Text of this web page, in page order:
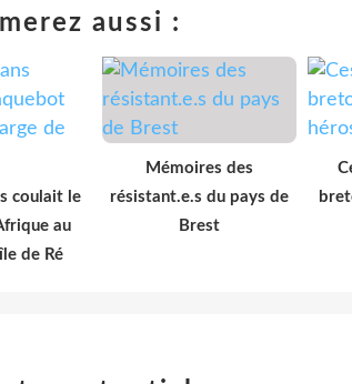
aussi :
coulait le
au
de Ré
Mémoires des
résistant.e.s du pays de
Brest